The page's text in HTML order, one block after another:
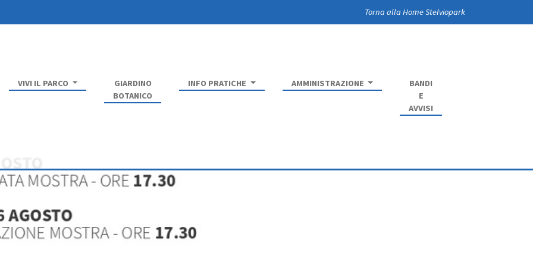
Torna alla Home Stelviopark
VIVI IL PARCO
GIARDINO
BOTANICO
INFO PRATICHE AMMINISTRAZIONE
BANDI
E
AVVISI